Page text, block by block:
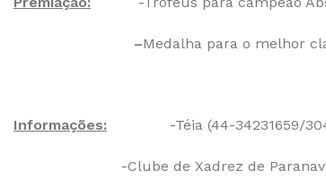
–Medalha para o melhor
Informações: -Téia (44-34231659/
-Clube de Xadrez de